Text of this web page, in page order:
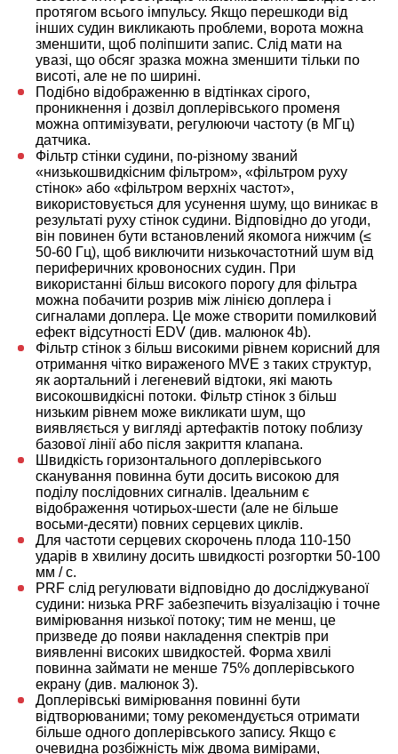
протягом всього імпульсу. Якщо перешкоди від
інших судин викликають проблеми, ворота можна
зменшити, щоб поліпшити запис. Слід мати на
увазі, що обсяг зразка можна зменшити тільки по
висоті, але не по ширині.
Подібно відображенню в відтінках сірого,
проникнення і дозвіл доплерівського променя
можна оптимізувати, регулюючи частоту (в МГц)
датчика.
Фільтр стінки судини, по-різному званий
«низькошвидкісним фільтром», «фільтром руху
стінок» або «фільтром верхніх частот»,
використовується для усунення шуму, що виникає в
результаті руху стінок судини. Відповідно до угоди,
він повинен бути встановлений якомога нижчим (≤
50-60 Гц), щоб виключити низькочастотний шум від
периферичних кровоносних судин. При
використанні більш високого порогу для фільтра
можна побачити розрив між лінією доплера і
сигналами доплера. Це може створити помилковий
ефект відсутності EDV (див. малюнок 4b).
Фільтр стінок з більш високими рівнем корисний для
отримання чітко вираженого MVE з таких структур,
як аортальний і легеневий відтоки, які мають
високошвидкісні потоки. Фільтр стінок з більш
низьким рівнем може викликати шум, що
виявляється у вигляді артефактів потоку поблизу
базової лінії або після закриття клапана.
Швидкість горизонтального доплерівського
сканування повинна бути досить високою для
поділу послідовних сигналів. Ідеальним є
відображення чотирьох-шести (але не більше
восьми-десяти) повних серцевих циклів.
Для частоти серцевих скорочень плода 110-150
ударів в хвилину досить швидкості розгортки 50-100
мм / с.
PRF слід регулювати відповідно до досліджуваної
судини: низька PRF забезпечить візуалізацію і точне
вимірювання низької потоку; тим не менш, це
призведе до появи накладення спектрів при
виявленні високих швидкостей. Форма хвилі
повинна займати не менше 75% доплерівського
екрану (див. малюнок 3).
Доплерівські вимірювання повинні бути
відтворюваними; тому рекомендується отримати
більше одного доплерівського запису. Якщо є
очевидна розбіжність між двома вимірами,